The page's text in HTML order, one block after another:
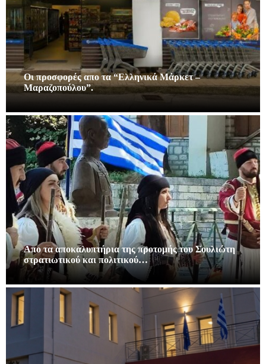
Οι προσφορές απο τα “Ελληνικά Μάρκετ –
Μαραζοπούλου”.
Απο τα αποκαλυπτήρια της προτομής του Σουλιώτη
στρατιωτικού και πολιτικού…